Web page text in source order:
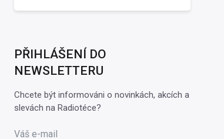
PŘIHLÁŠENÍ DO
NEWSLETTERU
Chcete být informováni o novinkách, akcích a
slevách na Radiotéce?
Váš e-mail